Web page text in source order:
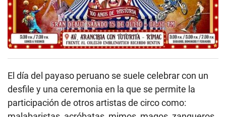
El día del payaso peruano se suele celebrar con un
desfile y una ceremonia en la que se permite la
participación de otros artistas de circo como: